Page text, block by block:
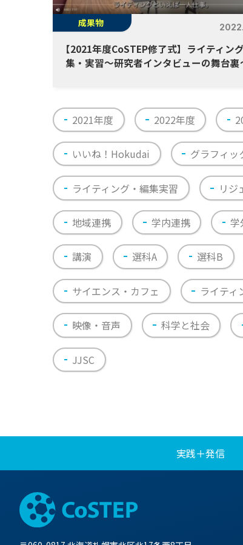
成果物
【2021年度CoSTEP修了式】ライティン
集・実習〜研究者インタビューの舞台裏
2021年度 2022年度
いいね！Hokudai グラフィッ
ライティング・編集実習 リジ
地域連携 学内連携 学
講演 選科A 選科B
サイエンス・カフェ ライティ
映像・音声 科学と社会
JJSC
実践＋発信